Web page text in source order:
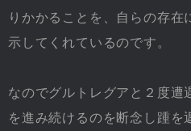
りかかることを、自らの存在
示してくれているのです。
なのでグルトレグアと２度遭
を進み続けるのを断念し踵を